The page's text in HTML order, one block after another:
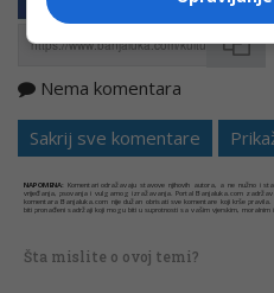
Nema komentara
Sakrij sve komentare
NAPOMENA: Komentari odražavaju stavove njihovih autora, a ne nužno i
vrijeđanja, psovanja i vulgarnog izražavanja. Portal Banjaluka.com
komentara Banjaluka.com nije dužan obrisati sve komentare koji krše
biti pronađeni sadržaji koji mogu biti u suprotnosti sa vašim vjerskim, moralnim
Šta mislite o ovoj temi?